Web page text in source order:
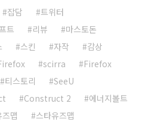
잡담
트위터
트 리뷰
마스토돈
스킨 자작
감상
scirra
Firefox
티스토리
SeeU
Construct 2
에너지볼트
즈맵 스타유즈맵